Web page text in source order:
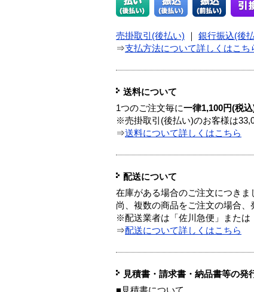
売掛取引(後払い) 銀行振込(後
⇒支払方法について詳しくはこち
送料について
1つのご注文毎に一律1,100円(税
※売掛取引(後払い)のお客様は
⇒送料について詳しくはこちら
配送について
在庫がある場合のご注文につきま
尚、複数の商品をご注文の場合、
※配送業者は「佐川急便」または
⇒配送について詳しくはこちら
見積書・請求書・納品書等の発